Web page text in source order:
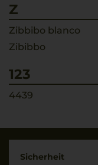
Z
Zibbibo blanco
Zibibbo
123
4439
Sicherheit